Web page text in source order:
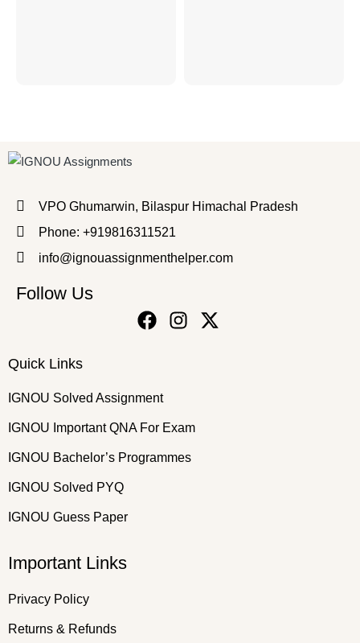
VPO Ghumarwin, Bilaspur Himachal Pradesh
Phone: +919816311521
info@ignouassignmenthelper.com
Follow Us
Quick Links
IGNOU Solved Assignment
IGNOU Important QNA For Exam
IGNOU Bachelor’s Programmes
IGNOU Solved PYQ
IGNOU Guess Paper
Important Links
Privacy Policy
Returns & Refunds